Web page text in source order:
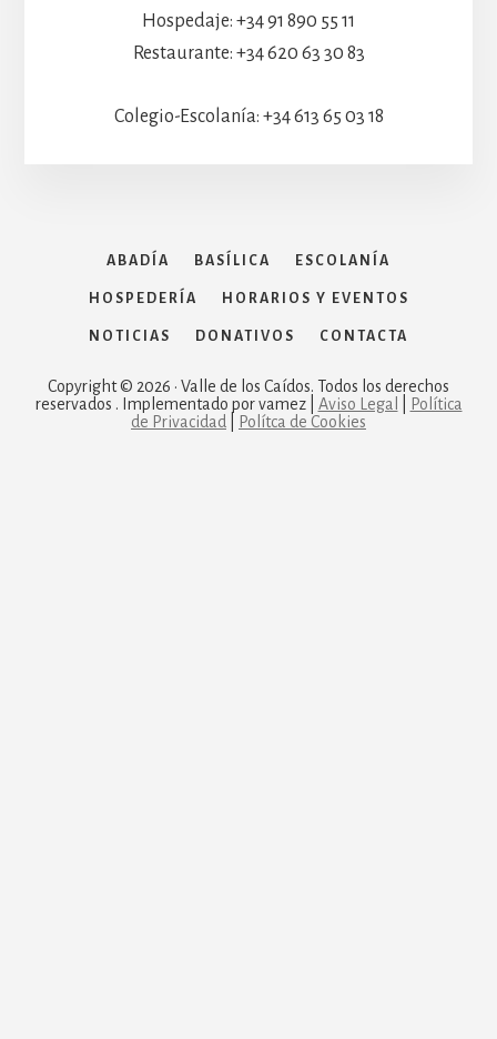
Hospedaje: +34 91 890 55 11
Restaurante: +34 620 63 30 83
Colegio-Escolanía: +34 613 65 03 18
ABADÍA BASÍLICA ESCOLANÍA
HOSPEDERÍA HORARIOS Y EVENTOS
NOTICIAS DONATIVOS CONTACTA
Copyright © 2026 · Valle de los Caídos. Todos los derechos
reservados . Implementado por vamez | Aviso Legal
Política
de Privacidad
Polítca de Cookies